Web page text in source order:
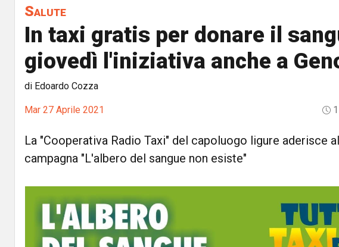
Salute
In taxi gratis per donare il
giovedì l'iniziativa anche a
di Edoardo Cozza
Mar 27 Aprile 2021
La "Cooperativa Radio Taxi" del capoluogo ligure aderisce
campagna "L'albero del sangue non esiste"